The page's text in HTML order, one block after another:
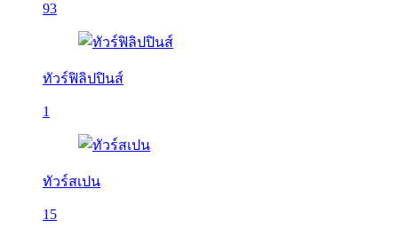
93
ทัวร์ฟิลิปปินส์
1
ทัวร์สเปน
15